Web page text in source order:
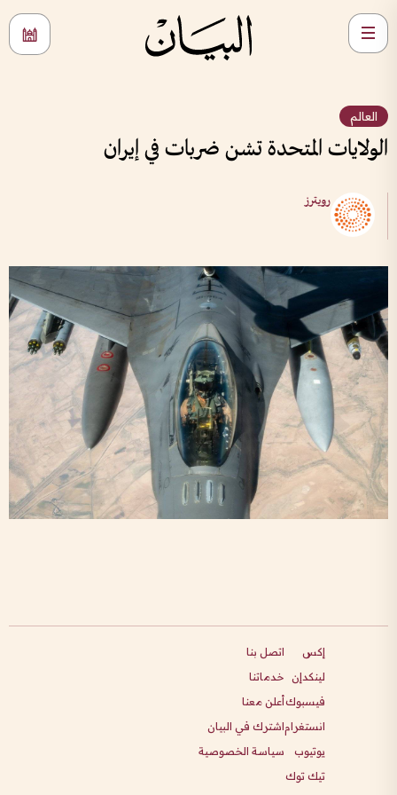
العالم
الولايات المتحدة تشن ضربات في إيران
رويترز
إكس
لينكدإن
فيسبوك
انستغرام
يوتيوب
تيك توك
اتصل بنا
خدماتنا
أعلن معنا
اشترك في البيان
سياسة الخصوصية